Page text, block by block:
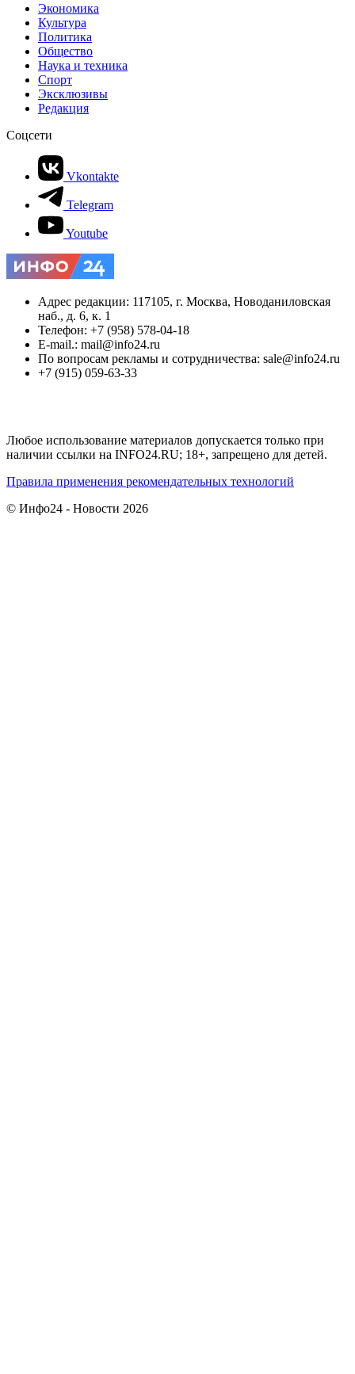
Экономика
Культура
Политика
Общество
Наука и техника
Спорт
Эксклюзивы
Редакция
Соцсети
Vkontakte
Telegram
Youtube
Адрес редакции: 117105, г. Москва, Новоданиловская
наб., д. 6, к. 1
Телефон: +7 (958) 578-04-18
E-mail.: mail@info24.ru
По вопросам рекламы и сотрудничества: sale@info24.ru
+7 (915) 059-63-33
Любое использование материалов допускается только при
наличии ссылки на INFO24.RU; 18+, запрещено для детей.
Правила применения рекомендательных технологий
© Инфо24 - Новости 2026